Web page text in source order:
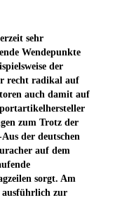
sehr
Wendepunkte
der
recht radikal auf
auch damit auf
zum Trotz der
der deutschen
auf dem
sorgt. Am
ausführlich zur